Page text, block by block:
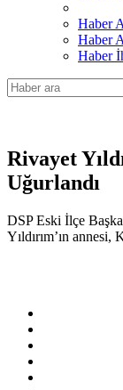
Haber
Haber
Haber
Rivayet
Uğurlandı
DSP Eski İlçe
Yıldırım’ın